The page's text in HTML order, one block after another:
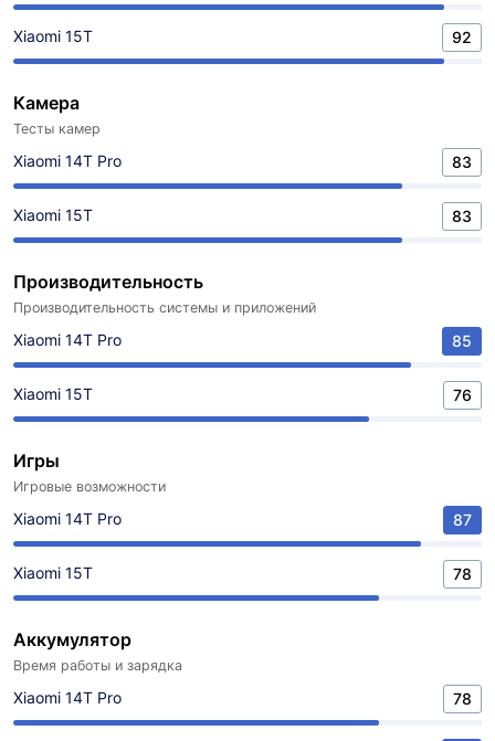
Xiaomi 15T 92
Камера
Тесты камер
Xiaomi 14T Pro 83
Xiaomi 15T 83
Производительность
Производительность системы и приложений
Xiaomi 14T Pro 85
Xiaomi 15T 76
Игры
Игровые возможности
Xiaomi 14T Pro 87
Xiaomi 15T 78
Аккумулятор
Время работы и зарядка
Xiaomi 14T Pro 78